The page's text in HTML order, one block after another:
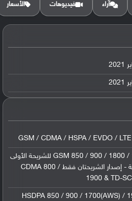
البطارية:
ليثيوم بوليمر سعة 4000 مللي أمبير, غير ق...
آراء فيديوهات الأسعار
GSM / CDMA / HSPA / EVDO /
GSM 850 / 900 / 1800 / 1900 للشريحة الأولى
والثانية - إصدار الشريحتان فقط CDMA 800 /
1900 & TD-
HSDPA 850 / 900 / 1700(AWS) /